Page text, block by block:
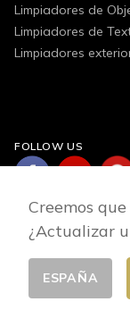
Limpiadores de
Limpiadores de
Limpiadores
FOLLOW US
Cambiar pais
Creemos
¿Actualizar
ESPAÑA